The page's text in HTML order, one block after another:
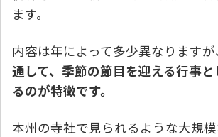
ます。
内容は年によって多少異なりますが
通して、季節の節目を迎える行事
るのが特徴です。
本州の寺社で見られるような大規